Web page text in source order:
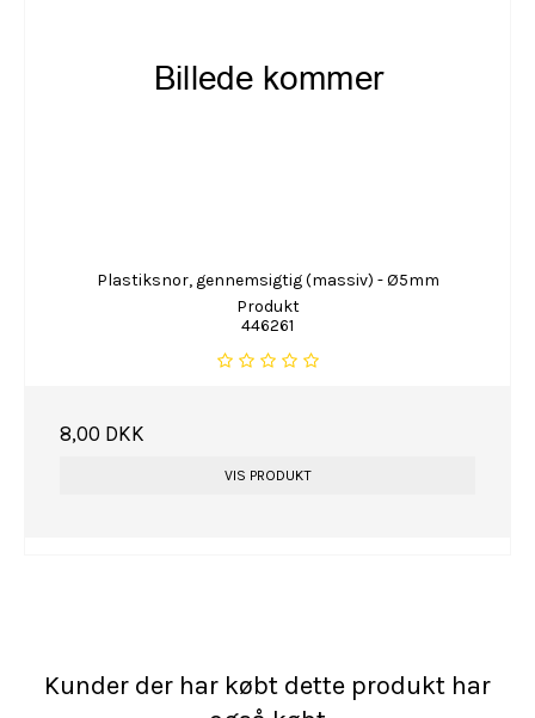
Plastiksnor, gennemsigtig (massiv) - Ø5mm
Produkt
446261
8,00 DKK
VIS PRODUKT
Kunder der har købt dette produkt har